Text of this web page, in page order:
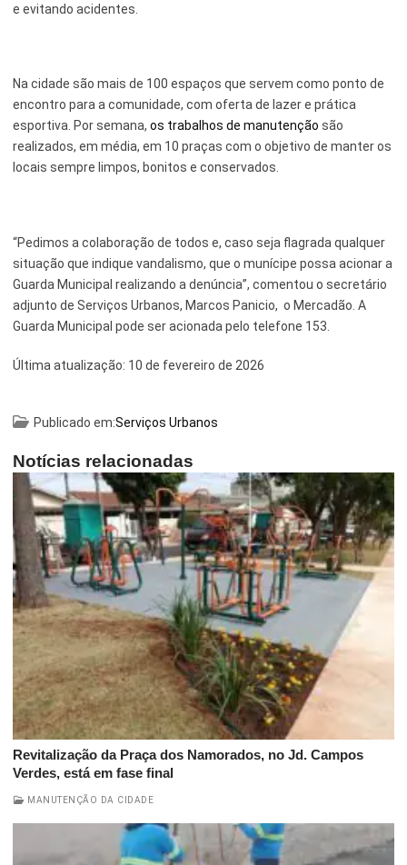
e evitando acidentes.
Na cidade são mais de 100 espaços que servem como ponto de
encontro para a comunidade, com oferta de lazer e prática
esportiva. Por semana, os trabalhos de manutenção são
realizados, em média, em 10 praças com o objetivo de manter os
locais sempre limpos, bonitos e conservados.
“Pedimos a colaboração de todos e, caso seja flagrada qualquer
situação que indique vandalismo, que o munícipe possa acionar a
Guarda Municipal realizando a denúncia”, comentou o secretário
adjunto de Serviços Urbanos, Marcos Panicio, o Mercadão. A
Guarda Municipal pode ser acionada pelo telefone 153.
Última atualização: 10 de fevereiro de 2026
Publicado em:Serviços Urbanos
Notícias relacionadas
Revitalização da Praça dos Namorados, no Jd. Campos
Verdes, está em fase final
MANUTENÇÃO DA CIDADE